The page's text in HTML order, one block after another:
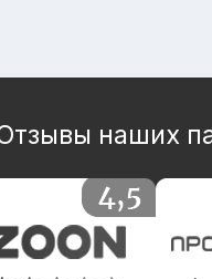
наших